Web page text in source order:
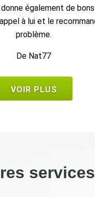
De Ornella
VOIR PLUS
services